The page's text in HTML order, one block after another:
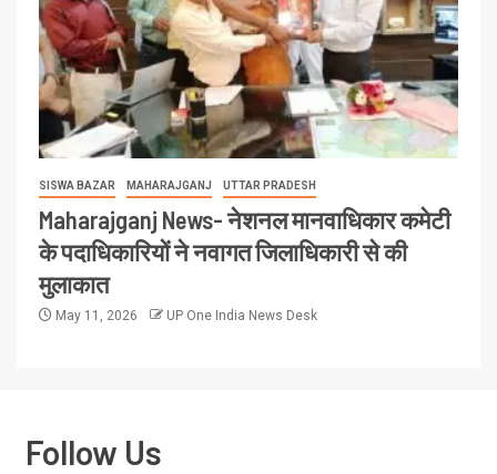
SISWA BAZAR MAHARAJGANJ UTTAR PRADESH
Maharajganj News- नेशनल मानवाधिकार कमेटी
के पदाधिकारियों ने नवागत जिलाधिकारी से की
मुलाकात
May 11, 2026 UP One India News Desk
Follow Us